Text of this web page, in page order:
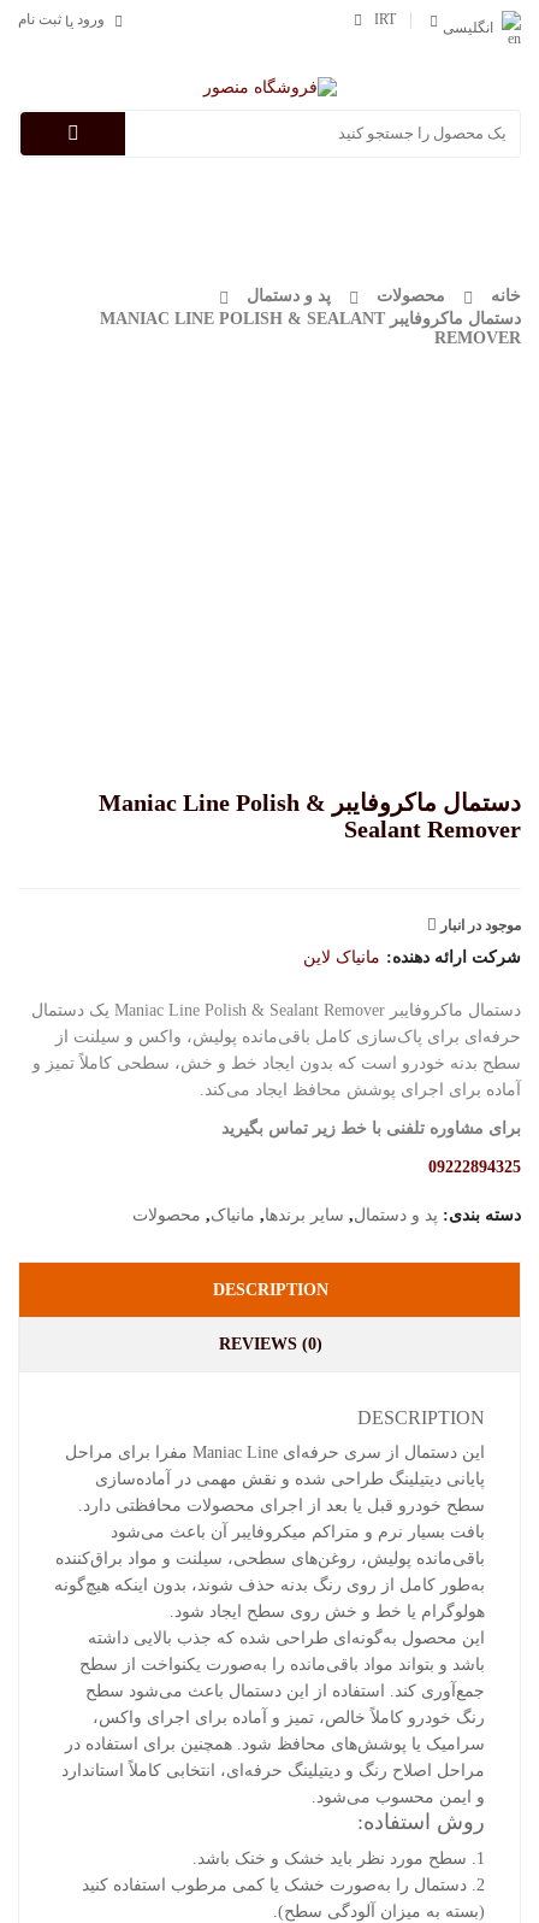
انگلیسی
IRT ورود یا ثبت نام
خانه محصولات
پد و دستمال
دستمال ماکروفایبر MANIAC LINE POLISH & SEALANT
REMOVER
دستمال ماکروفایبر Maniac Line Polish &
Sealant Remover
موجود در انبار
شرکت ارائه دهنده: مانیاک لاین
دستمال ماکروفایبر Maniac Line Polish & Sealant Remover یک دستمال
حرفه‌ای برای پاک‌سازی کامل باقی‌مانده پولیش، واکس و سیلنت از
سطح بدنه خودرو است که بدون ایجاد خط و خش، سطحی کاملاً تمیز و
آماده برای اجرای پوشش محافظ ایجاد می‌کند.
برای مشاوره تلفنی با خط زیر تماس بگیرید
09222894325
دسته بندی: پد و دستمال, سایر برندها, مانیاک, محصولات
DESCRIPTION
REVIEWS (0)
DESCRIPTION
این دستمال از سری حرفه‌ای Maniac Line مفرا برای مراحل
پایانی دیتیلینگ طراحی شده و نقش مهمی در آماده‌سازی
سطح خودرو قبل یا بعد از اجرای محصولات محافظتی دارد.
بافت بسیار نرم و متراکم میکروفایبر آن باعث می‌شود
باقی‌مانده پولیش، روغن‌های سطحی، سیلنت و مواد براق‌کننده
به‌طور کامل از روی رنگ بدنه حذف شوند، بدون اینکه هیچ‌گونه
هولوگرام یا خط و خش روی سطح ایجاد شود.
این محصول به‌گونه‌ای طراحی شده که جذب بالایی داشته
باشد و بتواند مواد باقی‌مانده را به‌صورت یکنواخت از سطح
جمع‌آوری کند. استفاده از این دستمال باعث می‌شود سطح
رنگ خودرو کاملاً خالص، تمیز و آماده برای اجرای واکس،
سرامیک یا پوشش‌های محافظ شود. همچنین برای استفاده در
مراحل اصلاح رنگ و دیتیلینگ حرفه‌ای، انتخابی کاملاً استاندارد
و ایمن محسوب می‌شود.
روش استفاده:
1. سطح مورد نظر باید خشک و خنک باشد.
2. دستمال را به‌صورت خشک یا کمی مرطوب استفاده کنید
(بسته به میزان آلودگی سطح).